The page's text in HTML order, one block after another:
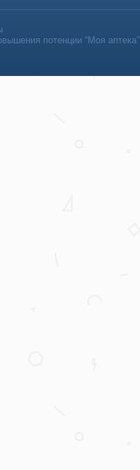
потенции “Моя